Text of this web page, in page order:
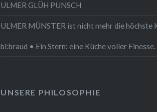
ULMER GLÜH PUNSCH
ULMER MÜNSTER ist nicht mehr die höchste
bi:braud • Ein Stern: eine Küche voller Finesse.
UNSERE PHILOSOPHIE